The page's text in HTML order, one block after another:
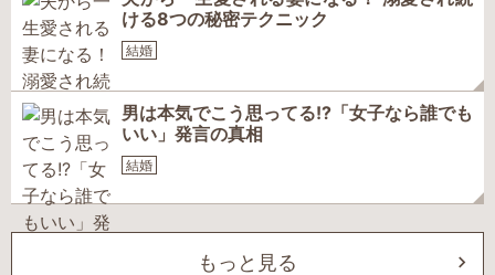
ける8つの秘密テクニック
結婚
男は本気でこう思ってる!?「女子なら誰でも
いい」発言の真相
結婚
もっと見る